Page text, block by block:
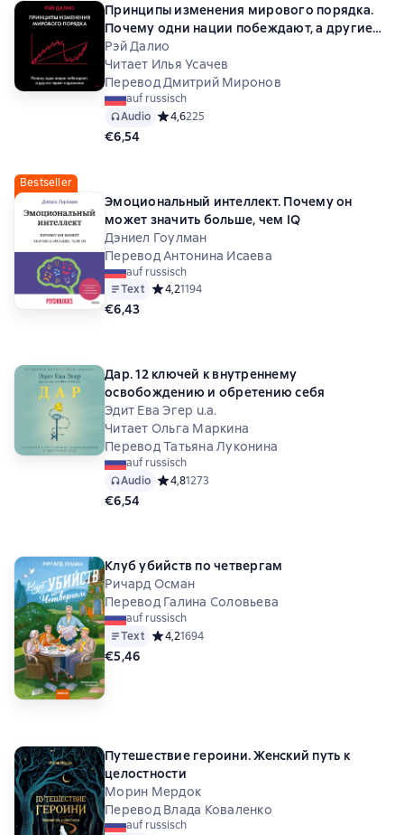
Принципы изменения мирового порядка.
Почему одни нации побеждают, а другие
терпят поражение
Рэй Далио
Читает Илья Усачев
Перевод Дмитрий Миронов
auf russisch
Audio Средний рейтинг 4,6 на основе 225 оценок
4,6225
€6,54
Bestseller
Эмоциональный интеллект. Почему он
может значить больше, чем IQ
Дэниел Гоулман
Перевод Антонина Исаева
auf russisch
Text Средний рейтинг 4,2 на основе 1194 оценок
4,21194
€6,43
Дар. 12 ключей к внутреннему
освобождению и обретению себя
Эдит Ева Эгер u.a.
Читает Ольга Маркина
Перевод Татьяна Луконина
auf russisch
Audio Средний рейтинг 4,8 на основе 1273 оценок
4,81273
€6,54
Клуб убийств по четвергам
Ричард Осман
Перевод Галина Соловьева
auf russisch
Text Средний рейтинг 4,2 на основе 1694 оценок
4,21694
€5,46
Путешествие героини. Женский путь к
целостности
Морин Мердок
Перевод Влада Коваленко
auf russisch